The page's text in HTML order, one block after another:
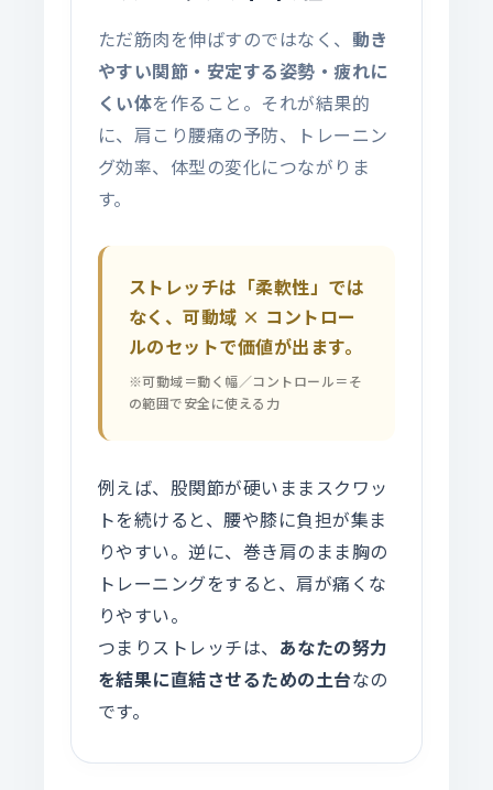
ただ筋肉を伸ばすのではなく、 動き
やすい関節・安定する姿勢・疲れに
くい体を作ること。それが結果的
に、肩こり腰痛の予防、トレーニン
グ効率、体型の変化につながりま
す。
ストレッチは「柔軟性」では
なく、可動域 × コントロー
ルのセットで価値が出ます。
※可動域＝動く幅／コントロール＝そ
の範囲で安全に使える力
例えば、股関節が硬いままスクワッ
トを続けると、腰や膝に負担が集ま
りやすい。逆に、巻き肩のまま胸の
トレーニングをすると、肩が痛くな
りやすい。
つまりストレッチは、 あなたの努力
を結果に直結させるための土台なの
です。